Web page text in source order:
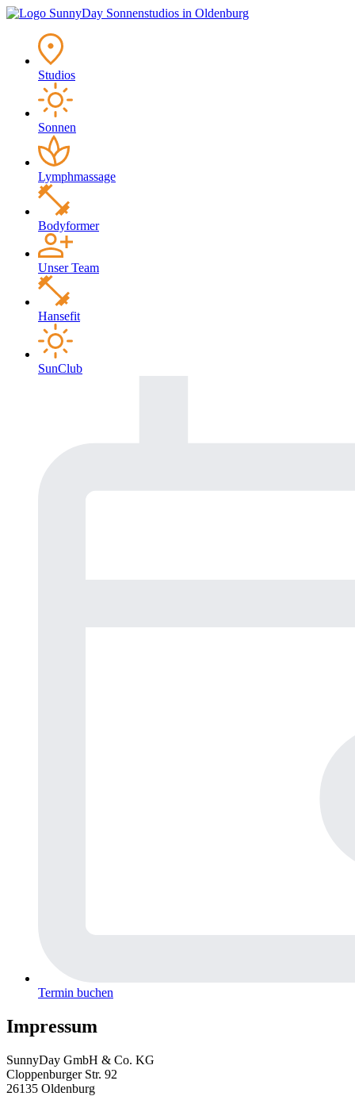
Studios
Sonnen
Lymphmassage
Bodyformer
Unser Team
Hansefit
SunClub
Termin buchen
Impressum
SunnyDay GmbH & Co. KG
Cloppenburger Str. 92
26135 Oldenburg